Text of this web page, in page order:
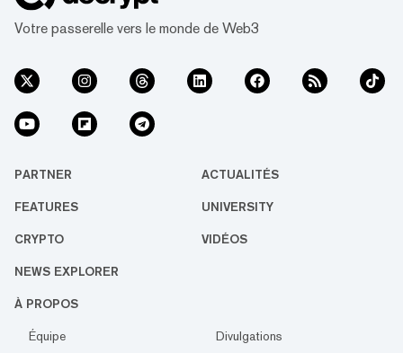
peuvent légalement échanger des actifs
numériques dans le pays. Le pays d...
Votre passerelle vers le monde de Web3
PARTNER ACTUALITÉS
FEATURES UNIVERSITY
CRYPTO VIDÉOS
NEWS EXPLORER
À PROPOS
Équipe
Divulgations